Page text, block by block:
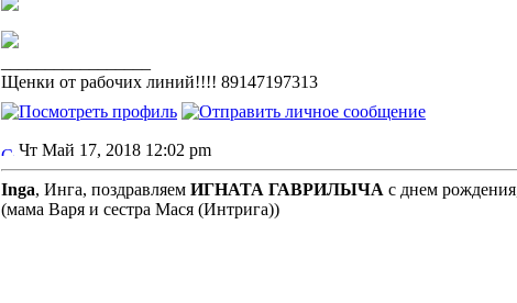
Щенки от рабочих линий!!!! 89147197313
Чт Май 17, 2018 12:02 pm
Inga, Инга, поздравляем ИГНАТА ГАВРИЛЫЧА с днем
(мама Варя и сестра Мася (Интрига))